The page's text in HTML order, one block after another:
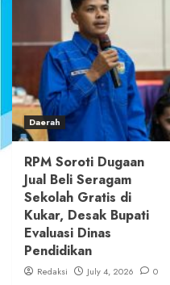
Daerah
RPM Soroti Dugaan
Jual Beli Seragam
Sekolah Gratis di
Kukar, Desak Bupati
Evaluasi Dinas
Pendidikan
Redaksi July 4, 2026 0